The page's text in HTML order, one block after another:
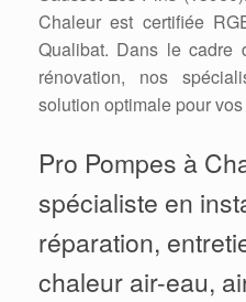
Chaleur est certifiée
Qualibat. Dans le cadre
rénovation, nos
solution optimale pour
Pro Pompes à
spécialiste en
réparation,
chaleur air-eau,